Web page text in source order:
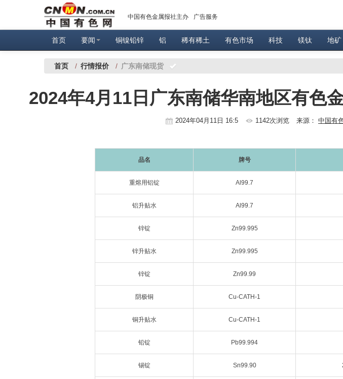
中国有色金属报社主办 广告服务
首页 要闻 铜镍铅锌 铝 稀有稀土 有色市场 科技 镁钛 地矿
首页 / 行情报价 / 广东南储现货
2024年4月11日广东南储华南地区有色
2024年04月11日 16:5 1142次浏览 来源： 中国有
品名 牌号
重熔用铝锭 Al99.7
铝升贴水 Al99.7
锌锭 Zn99.995
锌升贴水 Zn99.995
锌锭 Zn99.99
阴极铜 Cu-CATH-1
铜升贴水 Cu-CATH-1
铅锭 Pb99.994
锡锭 Sn99.90